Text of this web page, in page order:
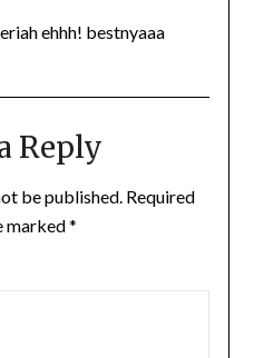
ehhh! bestnyaaa
Reply
be published. Required
marked*